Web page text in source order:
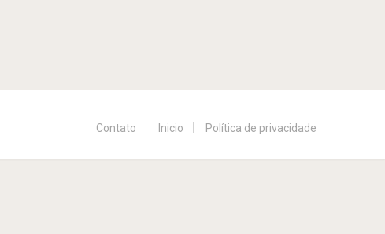
Contato Inicio Política de privacidade